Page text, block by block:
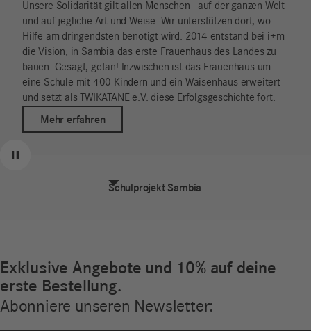
Unsere Solidarität gilt allen Menschen - auf der ganzen Welt
und auf jegliche Art und Weise. Wir unterstützen dort, wo
Hilfe am dringendsten benötigt wird. 2014 entstand bei i+m
die Vision, in Sambia das erste Frauenhaus des Landes zu
bauen. Gesagt, getan! Inzwischen ist das Frauenhaus um
eine Schule mit 400 Kindern und ein Waisenhaus erweitert
und setzt als TWIKATANE e.V. diese Erfolgsgeschichte fort.
Mehr erfahren
Schulprojekt Sambia
Zurück
Weiter
Pause
Exklusive Angebote und 10% auf deine
erste Bestellung.
Abonniere unseren Newsletter: